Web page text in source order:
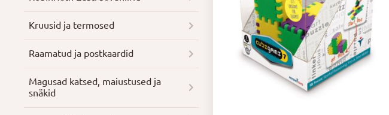
Kruusid ja termosed
Raamatud ja postkaardid
Magusad katsed, maiustused ja
snäkid